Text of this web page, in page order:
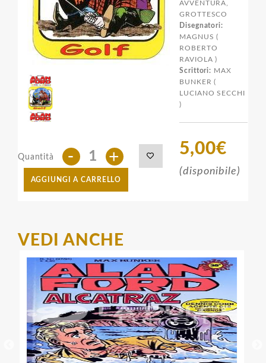
AVVENTURA,
GROTTESCO
Disegnatori:
MAGNUS (
ROBERTO
RAVIOLA )
Scrittori: MAX
BUNKER (
LUCIANO SECCHI
)
5,00€
(disponibile)
Quantità - +
AGGIUNGI A CARRELLO
VEDI ANCHE